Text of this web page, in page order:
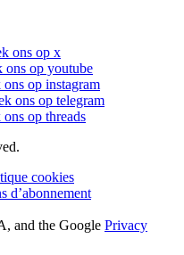
ons op x
ons op youtube
ons op instagram
ons op telegram
op threads
cookies
d’abonnement
and the Google Privacy